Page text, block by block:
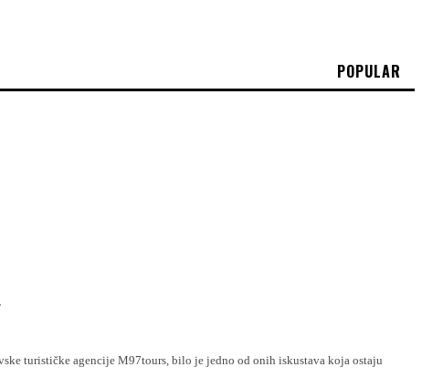
POPULAR